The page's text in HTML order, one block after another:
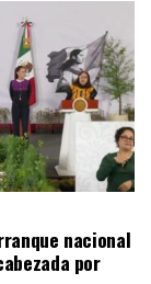
nacional
por